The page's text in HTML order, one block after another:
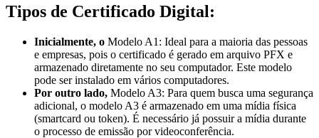
Tipos de Certificado Digital:
Inicialmente, o Modelo A1: Ideal para a maioria das pessoas
e empresas, pois o certificado é gerado em arquivo PFX e
armazenado diretamente no seu computador. Este modelo
pode ser instalado em vários computadores.
Por outro lado, Modelo A3: Para quem busca uma segurança
adicional, o modelo A3 é armazenado em uma mídia física
(smartcard ou token). É necessário já possuir a mídia durante
o processo de emissão por videoconferência.